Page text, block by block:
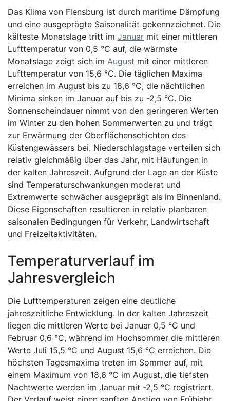
Das Klima von Flensburg ist durch maritime Dämpfung
und eine ausgeprägte Saisonalität gekennzeichnet. Die
kälteste Monatslage tritt im Januar mit einer mittleren
Lufttemperatur von 0,5 °C auf, die wärmste
Monatslage zeigt sich im August mit einer mittleren
Lufttemperatur von 15,6 °C. Die täglichen Maxima
erreichen im August bis zu 18,6 °C, die nächtlichen
Minima sinken im Januar auf bis zu -2,5 °C. Die
Sonnenscheindauer nimmt von den geringeren Werten
im Winter zu den hohen Sommerwerten zu und trägt
zur Erwärmung der Oberflächenschichten des
Küstengewässers bei. Niederschlagstage verteilen sich
relativ gleichmäßig über das Jahr, mit Häufungen in
der kalten Jahreszeit. Aufgrund der Lage an der Küste
sind Temperaturschwankungen moderat und
Extremwerte schwächer ausgeprägt als im Binnenland.
Diese Eigenschaften resultieren in relativ planbaren
saisonalen Bedingungen für Verkehr, Landwirtschaft
und Freizeitaktivitäten.
Temperaturverlauf im
Jahresvergleich
Die Lufttemperaturen zeigen eine deutliche
jahreszeitliche Entwicklung. In der kalten Jahreszeit
liegen die mittleren Werte bei Januar 0,5 °C und
Februar 0,6 °C, während im Hochsommer die mittleren
Werte Juli 15,5 °C und August 15,6 °C erreichen. Die
höchsten Tagesmaxima treten im Sommer auf, mit
einem Maximum von 18,6 °C im August, die tiefsten
Nachtwerte werden im Januar mit -2,5 °C registriert.